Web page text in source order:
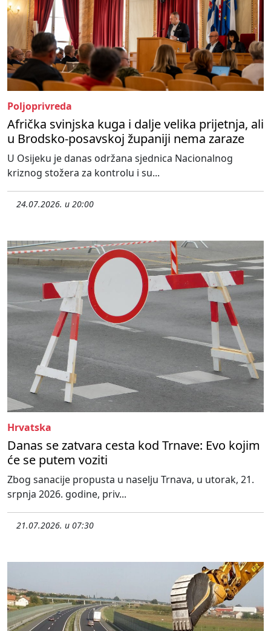
Poljoprivreda
Afrička svinjska kuga i dalje velika prijetnja, ali
u Brodsko-posavskoj županiji nema zaraze
U Osijeku je danas održana sjednica Nacionalnog
kriznog stožera za kontrolu i su...
24.07.2026. u 20:00
Hrvatska
Danas se zatvara cesta kod Trnave: Evo kojim
će se putem voziti
Zbog sanacije propusta u naselju Trnava, u utorak, 21.
srpnja 2026. godine, priv...
21.07.2026. u 07:30